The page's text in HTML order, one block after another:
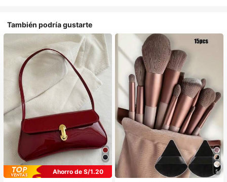
También podría gustarte
Ahorro de S/1.20
5